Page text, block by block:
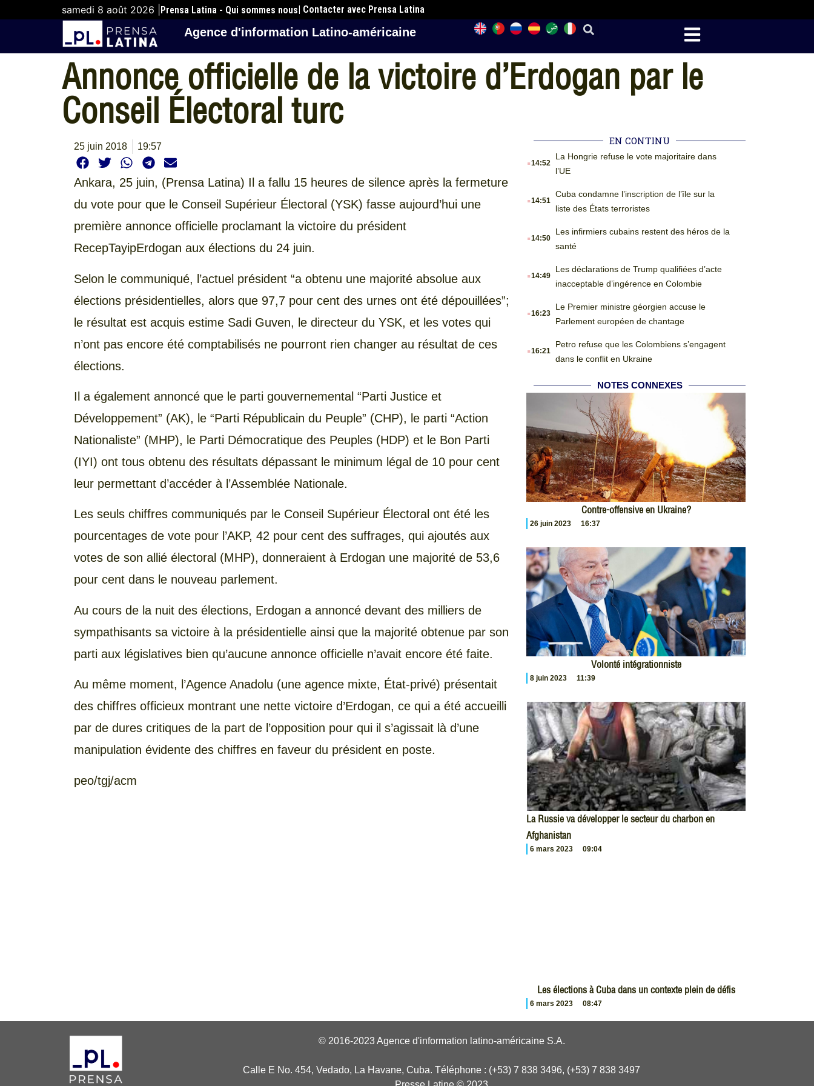
samedi 8 août 2026 | Prensa Latina - Qui sommes nous| Contacter avec Prensa Latina
Agence d'information Latino-américaine
Annonce officielle de la victoire d’Erdogan par le
Conseil Électoral turc
25 juin 2018 19:57
Ankara, 25 juin, (Prensa Latina) Il a fallu 15 heures de silence après la fermeture
du vote pour que le Conseil Supérieur Électoral (YSK) fasse aujourd’hui une
première annonce officielle proclamant la victoire du président
RecepTayipErdogan aux élections du 24 juin.
Selon le communiqué, l’actuel président “a obtenu une majorité absolue aux
élections présidentielles, alors que 97,7 pour cent des urnes ont été dépouillées”;
le résultat est acquis estime Sadi Guven, le directeur du YSK, et les votes qui
n’ont pas encore été comptabilisés ne pourront rien changer au résultat de ces
élections.
Il a également annoncé que le parti gouvernemental “Parti Justice et
Développement” (AK), le “Parti Républicain du Peuple” (CHP), le parti “Action
Nationaliste” (MHP), le Parti Démocratique des Peuples (HDP) et le Bon Parti
(IYI) ont tous obtenu des résultats dépassant le minimum légal de 10 pour cent
leur permettant d’accéder à l’Assemblée Nationale.
Les seuls chiffres communiqués par le Conseil Supérieur Électoral ont été les
pourcentages de vote pour l’AKP, 42 pour cent des suffrages, qui ajoutés aux
votes de son allié électoral (MHP), donneraient à Erdogan une majorité de 53,6
pour cent dans le nouveau parlement.
Au cours de la nuit des élections, Erdogan a annoncé devant des milliers de
sympathisants sa victoire à la présidentielle ainsi que la majorité obtenue par son
parti aux législatives bien qu’aucune annonce officielle n’avait encore été faite.
Au même moment, l’Agence Anadolu (une agence mixte, État-privé) présentait
des chiffres officieux montrant une nette victoire d’Erdogan, ce qui a été accueilli
par de dures critiques de la part de l’opposition pour qui il s’agissait là d’une
manipulation évidente des chiffres en faveur du président en poste.
peo/tgj/acm
EN CONTINU
.14:52
La Hongrie refuse le vote majoritaire dans
l’UE
.14:51
Cuba condamne l’inscription de l’île sur la
liste des États terroristes
.14:50
Les infirmiers cubains restent des héros de la
santé
.14:49
Les déclarations de Trump qualifiées d’acte
inacceptable d’ingérence en Colombie
.16:23
Le Premier ministre géorgien accuse le
Parlement européen de chantage
.16:21
Petro refuse que les Colombiens s’engagent
dans le conflit en Ukraine
NOTES CONNEXES
Contre-offensive en Ukraine?
26 juin 2023 16:37
Volonté intégrationniste
8 juin 2023 11:39
La Russie va développer le secteur du charbon en
Afghanistan
6 mars 2023 09:04
Les élections à Cuba dans un contexte plein de défis
6 mars 2023 08:47
© 2016-2023 Agence d'information latino-américaine S.A.
Calle E No. 454, Vedado, La Havane, Cuba. Téléphone : (+53) 7 838 3496, (+53) 7 838 3497